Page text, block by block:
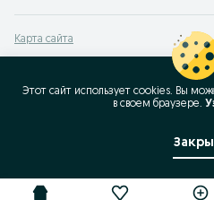
Карта сайта
Карта бизнес-страницы
Популярные запросы
Этот сайт использует cookies. Вы
в своeм браузере.